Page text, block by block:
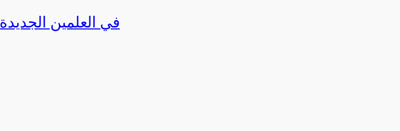
صور | مهرجان CED Sportival في العلمين الجديدة 2025